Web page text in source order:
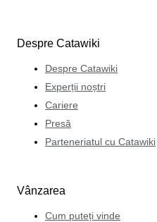
Despre Catawiki
Despre Catawiki
Experții noștri
Cariere
Presă
Parteneriatul cu Catawiki
Vânzarea
Cum puteți vinde